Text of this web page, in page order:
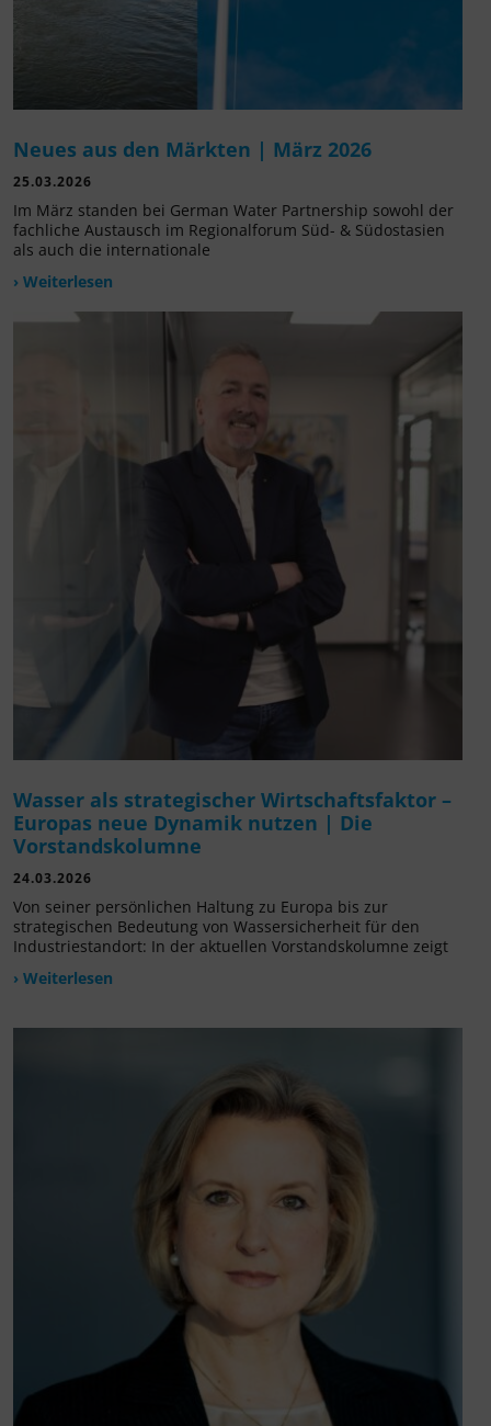
Neues aus den Märkten | März 2026
25.03.2026
Im März standen bei German Water Partnership sowohl der
fachliche Austausch im Regionalforum Süd- & Südostasien
als auch die internationale
› Weiterlesen
Wasser als strategischer Wirtschaftsfaktor –
Europas neue Dynamik nutzen | Die
Vorstandskolumne
24.03.2026
Von seiner persönlichen Haltung zu Europa bis zur
strategischen Bedeutung von Wassersicherheit für den
Industriestandort: In der aktuellen Vorstandskolumne zeigt
› Weiterlesen